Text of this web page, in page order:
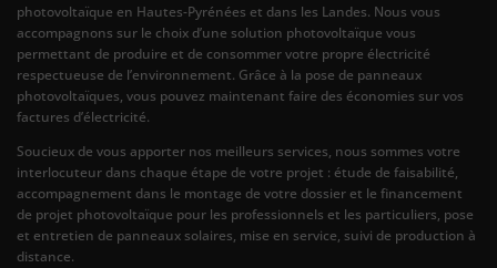
photovoltaïque en Hautes-Pyrénées et dans les Landes. Nous vous
accompagnons sur le choix d’une solution photovoltaïque vous
permettant de produire et de consommer votre propre électricité
respectueuse de l’environnement. Grâce à la pose de panneaux
photovoltaïques, vous pouvez maintenant faire des économies sur vos
factures d’électricité.
Soucieux de vous apporter nos meilleurs services, nous sommes votre
interlocuteur dans chaque étape de votre projet : étude de faisabilité,
accompagnement dans le montage de votre dossier et le financement
de projet photovoltaïque pour les professionnels et les particuliers, pose
et entretien de panneaux solaires, mise en service, suivi de production à
distance.